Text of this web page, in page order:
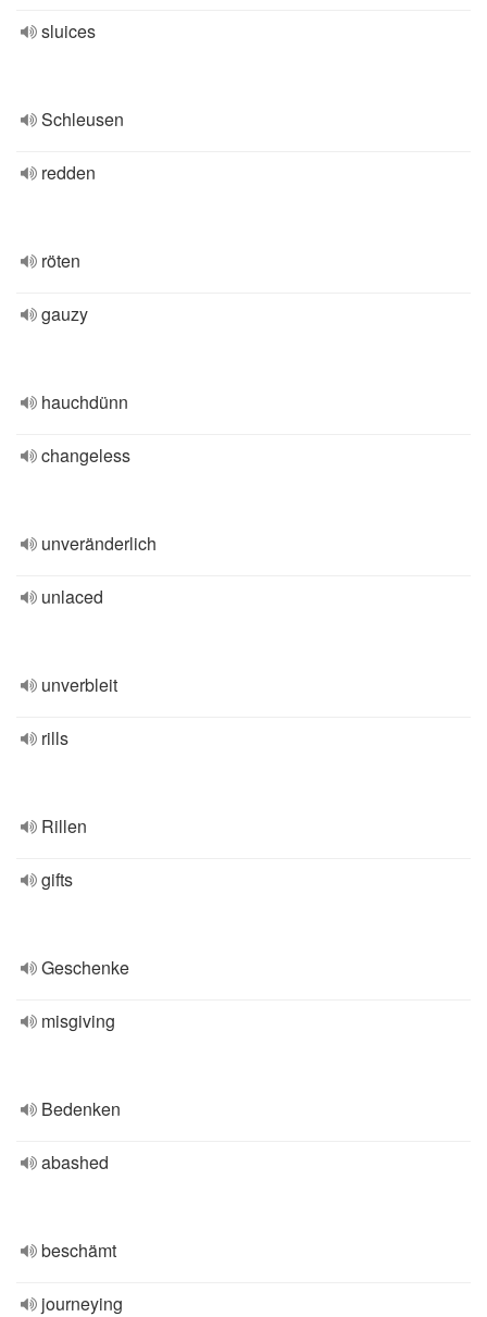
sluices
Schleusen
redden
röten
gauzy
hauchdünn
changeless
unveränderlich
unlaced
unverbleit
rills
Rillen
gifts
Geschenke
misgiving
Bedenken
abashed
beschämt
journeying